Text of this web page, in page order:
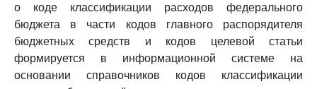
о коде классификации расходов федерального
бюджета в части кодов главного распорядителя
бюджетных средств и кодов целевой статьи
формируется в информационной системе на
основании справочников кодов классификации